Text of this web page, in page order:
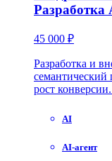
Разработка
45 000 ₽
Разработка и
семантический
рост
AI
AI-агент